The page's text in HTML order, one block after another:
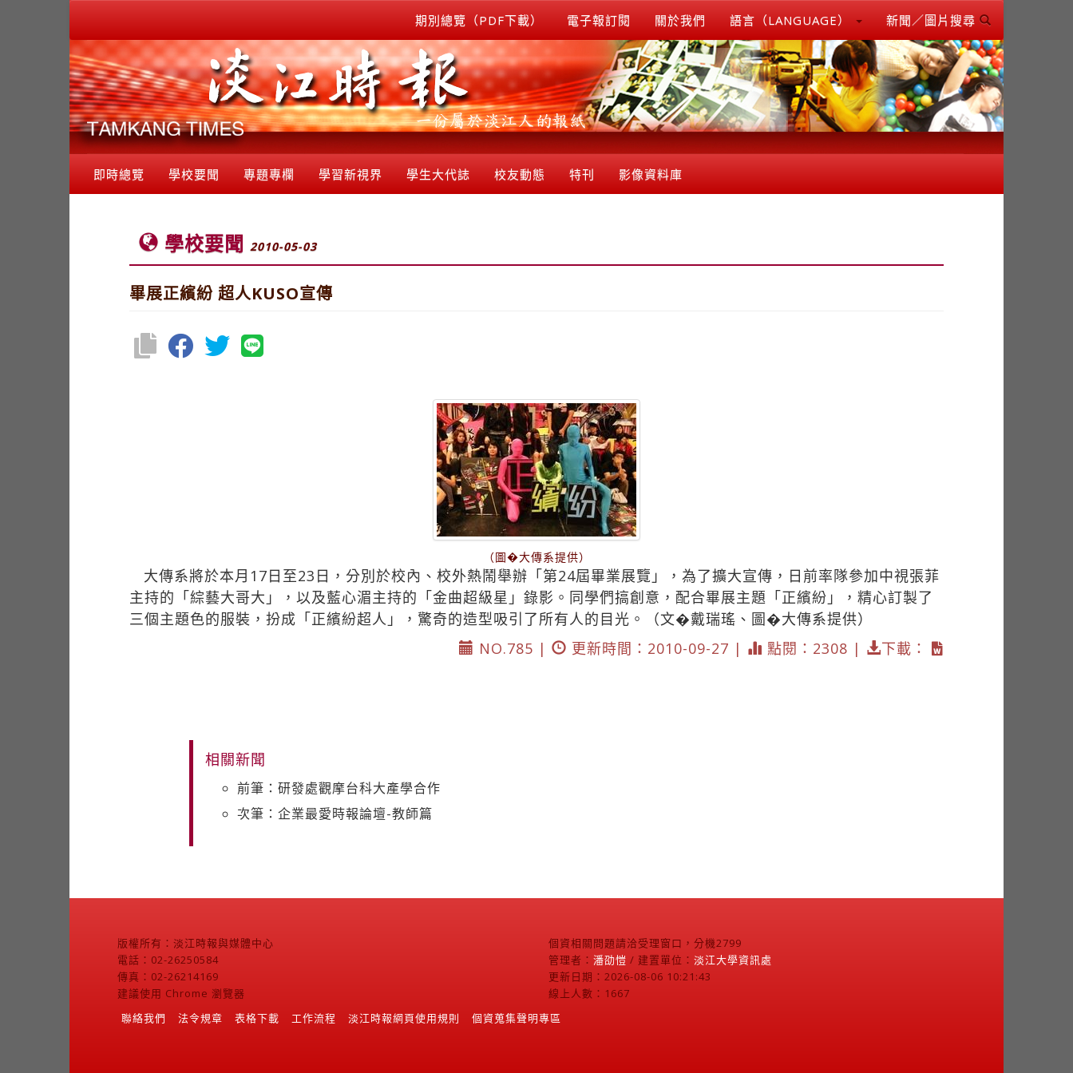
期別總覽（PDF下載） 電子報訂閱 關於我們 語言（LANGUAGE） 新聞／圖片搜尋
即時總覽 學校要聞 專題專欄 學習新視界 學生大代誌 校友動態 特刊 影像資料庫
學校要聞 2010-05-03
畢展正繽紛 超人KUSO宣傳
（圖�大傳系提供）
大傳系將於本月17日至23日，分別於校內、校外熱鬧舉辦「第24屆畢業展覽」，為了擴大宣傳，日前率隊參加中視張菲
主持的「綜藝大哥大」，以及藍心湄主持的「金曲超級星」錄影。同學們搞創意，配合畢展主題「正繽紛」，精心訂製了
三個主題色的服裝，扮成「正繽紛超人」，驚奇的造型吸引了所有人的目光。（文�戴瑞瑤、圖�大傳系提供）
NO.785 |
更新時間：2010-09-27 | 點閱：2308 | 下載：
相關新聞
前筆：研發處觀摩台科大產學合作
次筆：企業最愛時報論壇-教師篇
版權所有：淡江時報與媒體中心
電話：02-26250584
傳真：02-26214169
建議使用 Chrome 瀏覽器
個資相關問題請洽受理窗口，分機2799
管理者： 潘劭愷 / 建置單位： 淡江大學資訊處
更新日期：2026-08-06 10:21:43
線上人數：1667
聯絡我們
法令規章 表格下載 工作流程 淡江時報網頁使用規則 個資蒐集聲明專區